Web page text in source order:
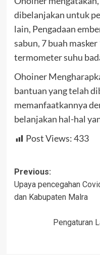
dibelanjakan untuk
lain, Pengadaan
sabun, 7 buah
termometer suhu
Ohoiner
bantuan yang telah
memanfaatkannya
belanjakan hal-hal
Post Views:433
Post
navigation
Previous:
Upaya pencegahan
dan Kabupaten Malra
Pengaturan